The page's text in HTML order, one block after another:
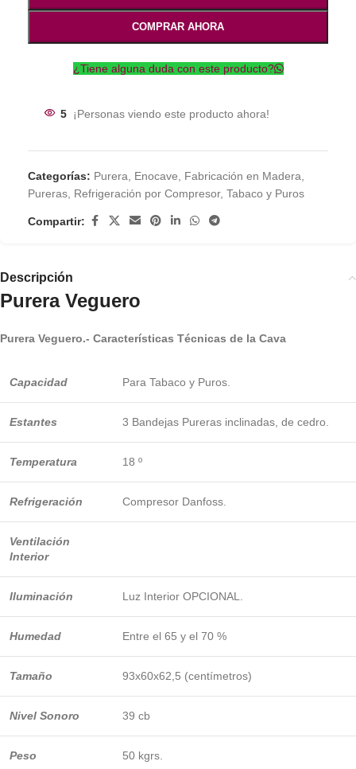
COMPRAR AHORA
¿Tiene alguna duda con este producto?
5 ¡Personas viendo este producto ahora!
Categorías: Purera Enocave Fabricación en Madera
Pureras Refrigeración por Compresor, Tabaco y Puros
Compartir:
Descripción
Purera Veguero
Purera Veguero.- Características Técnicas de la Cava
Capacidad Para Tabaco y Puros.
Estantes 3 Bandejas Pureras inclinadas, de cedro.
Temperatura 18 º
Refrigeración Compresor Danfoss.
Ventilación
Interior
Iluminación Luz Interior OPCIONAL.
Humedad Entre el 65 y el 70 %
Tamaño 93x60x62,5 (centímetros)
Nivel Sonoro 39 cb
Peso 50 kgrs.